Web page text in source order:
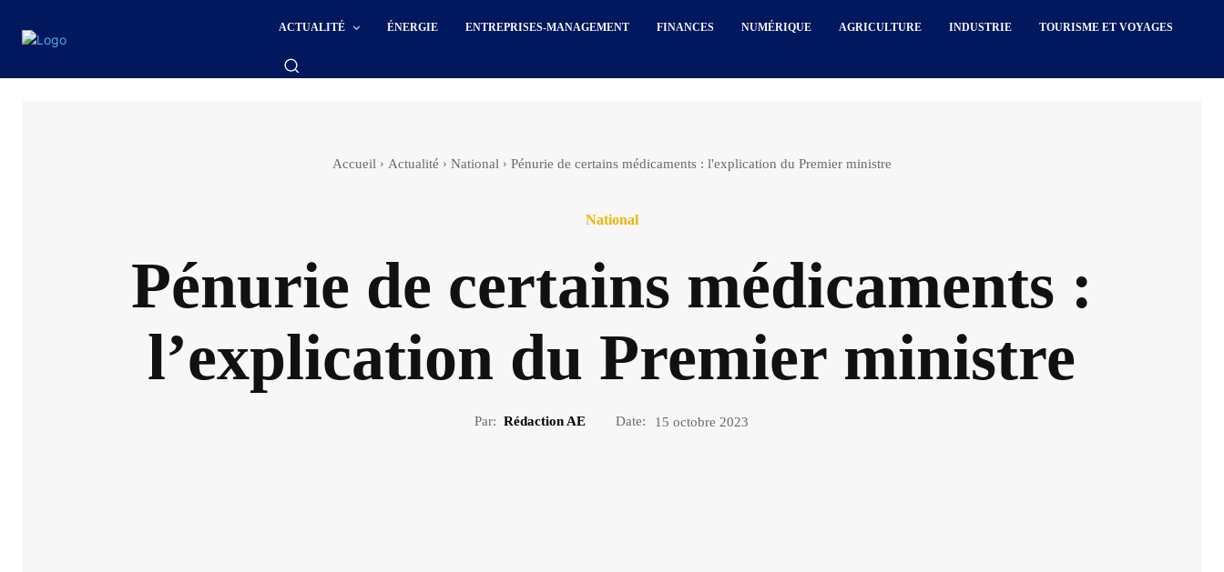
ACTUALITÉ ÉNERGIE ENTREPRISES-MANAGEMENT FINANCES NUMÉRIQUE AGRICULTURE INDUSTRIE TOURISME ET VOYAGES
Accueil Actualité National Pénurie de certains médicaments : l'explication du Premier ministre
National
Pénurie de certains médicaments :
l’explication du Premier ministre
Par: Rédaction AE Date: 15 octobre 2023